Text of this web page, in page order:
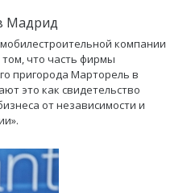
Мадрид
компании
что часть фирмы
пригорода Марторель в
это как свидетельство
от независимости и